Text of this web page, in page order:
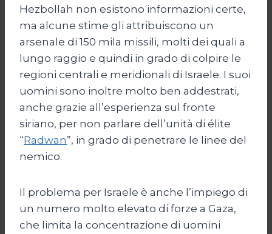
Hezbollah non esistono informazioni certe,
ma alcune stime gli attribuiscono un
arsenale di 150 mila missili, molti dei quali a
lungo raggio e quindi in grado di colpire le
regioni centrali e meridionali di Israele. I suoi
uomini sono inoltre molto ben addestrati,
anche grazie all’esperienza sul fronte
siriano, per non parlare dell’unità di élite
“Radwan”, in grado di penetrare le linee del
nemico.
Il problema per Israele è anche l’impiego di
un numero molto elevato di forze a Gaza,
che limita la concentrazione di uomini